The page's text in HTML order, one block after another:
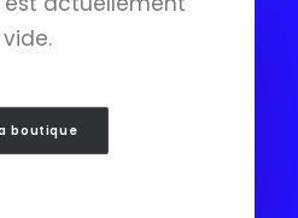
vide.
boutique